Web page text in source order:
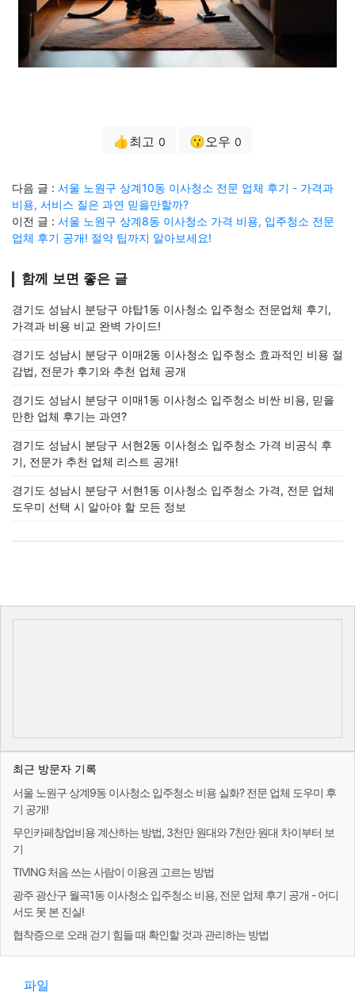
👍최고 0 😗오우 0
다음 글 : 서울 노원구 상계10동 이사청소 전문 업체 후기 - 가격과
비용, 서비스 질은 과연 믿을만할까?
이전 글 : 서울 노원구 상계8동 이사청소 가격 비용, 입주청소 전문
업체 후기 공개! 절약 팁까지 알아보세요!
함께 보면 좋은 글
경기도 성남시 분당구 야탑1동 이사청소 입주청소 전문업체 후기,
가격과 비용 비교 완벽 가이드!
경기도 성남시 분당구 이매2동 이사청소 입주청소 효과적인 비용 절
감법, 전문가 후기와 추천 업체 공개
경기도 성남시 분당구 이매1동 이사청소 입주청소 비싼 비용, 믿을
만한 업체 후기는 과연?
경기도 성남시 분당구 서현2동 이사청소 입주청소 가격 비공식 후
기, 전문가 추천 업체 리스트 공개!
경기도 성남시 분당구 서현1동 이사청소 입주청소 가격, 전문 업체
도우미 선택 시 알아야 할 모든 정보
최근 방문자 기록
서울 노원구 상계9동 이사청소 입주청소 비용 실화? 전문 업체 도우미 후
기 공개!
무인카페창업비용 계산하는 방법, 3천만 원대와 7천만 원대 차이부터 보
기
TIVING 처음 쓰는 사람이 이용권 고르는 방법
광주 광산구 월곡1동 이사청소 입주청소 비용, 전문 업체 후기 공개 - 어디
서도 못 본 진실!
협착증으로 오래 걷기 힘들 때 확인할 것과 관리하는 방법
파일